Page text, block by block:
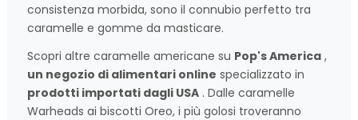
consistenza morbida, sono il connubio perfetto tra
caramelle e gomme da masticare.
Scopri altre caramelle americane su Pop's America ,
un negozio di alimentari online specializzato in
prodotti importati dagli USA . Dalle caramelle
Warheads ai biscotti Oreo, i più golosi troveranno